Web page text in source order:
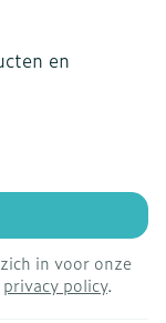
en
in voor onze
privacy policy.